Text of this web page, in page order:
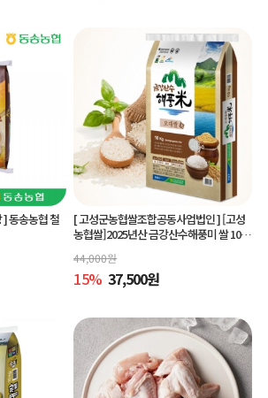
]동송농협 철
[ 고성군농협쌀조합공동사업법인 ][고성
농협쌀]2025년산 금강산수해풍미 쌀 10kg
44,000원
15% 37,500원